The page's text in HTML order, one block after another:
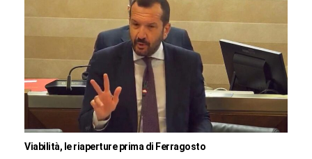
Viabilità, le riaperture prima di Ferragosto